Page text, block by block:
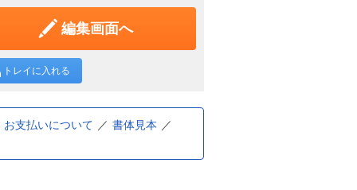
編集画面へ
トレイに入れる
お支払いについて 書体見本